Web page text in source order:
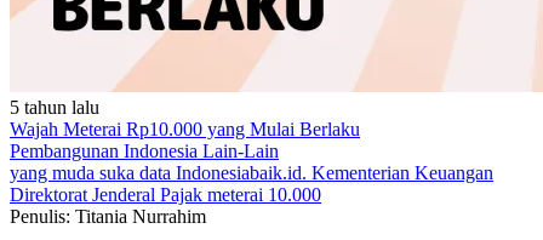
5 tahun lalu
Wajah Meterai Rp10.000 yang Mulai Berlaku
Pembangunan Indonesia Lain-Lain
yang muda suka data Indonesiabaik.id. Kementerian Keuangan
Direktorat Jenderal Pajak meterai 10.000
Penulis: Titania Nurrahim